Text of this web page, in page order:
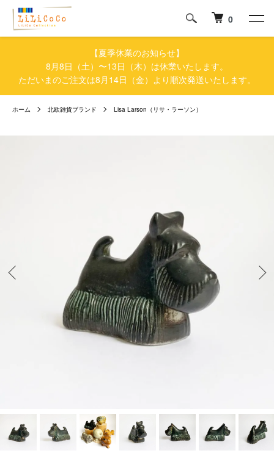
0
【夏季休業のお知らせ】
8月8日（土）〜13日（木）は休業いたします。
ただいまのご注文は8月14日（金）より順次発送いたします。
ホーム 北欧雑貨ブランド Lisa Larson（リサ・ラーソン）